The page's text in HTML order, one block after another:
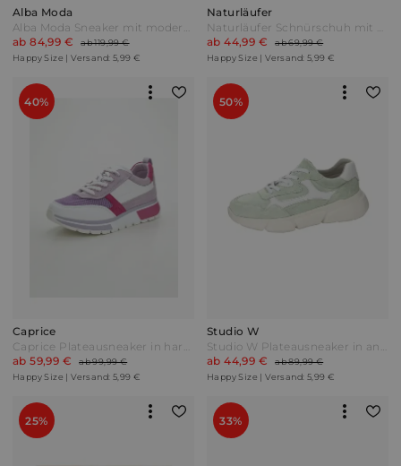
Alba Moda
Alba Moda Sneaker mit modernem Materialmix Multicolor Oliv
ab 84,99 €
ab 119,99 €
Happy Size | Versand: 5,99 €
Naturläufer
Naturläufer Schnürschuh mit seitlichem Reißverschluss Taupe Grau
ab 44,99 €
ab 69,99 €
Happy Size | Versand: 5,99 €
40%
Caprice
Caprice Plateausneaker in harmonischer Farbkombination Flieder/Pink/Weiß Lila
ab 59,99 €
ab 99,99 €
Happy Size | Versand: 5,99 €
50%
Studio W
Studio W Plateausneaker in angesagter Optik Mintgrün/Weiß
ab 44,99 €
ab 89,99 €
Happy Size | Versand: 5,99 €
25% 33%